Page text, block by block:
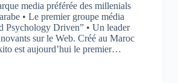
media préférée des millenials
• Le premier groupe média
Psychology Driven” • Un leader
sur le Web. Créé au Maroc
est aujourd’hui le premier…